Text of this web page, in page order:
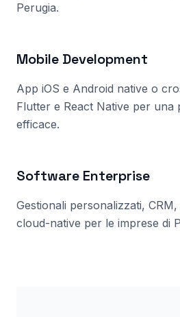
Perugia.
Mobile Development
App iOS e Android native o
Flutter e React Native per una
efficace.
Software Enterprise
Gestionali personalizzati,
cloud-native per le imprese di